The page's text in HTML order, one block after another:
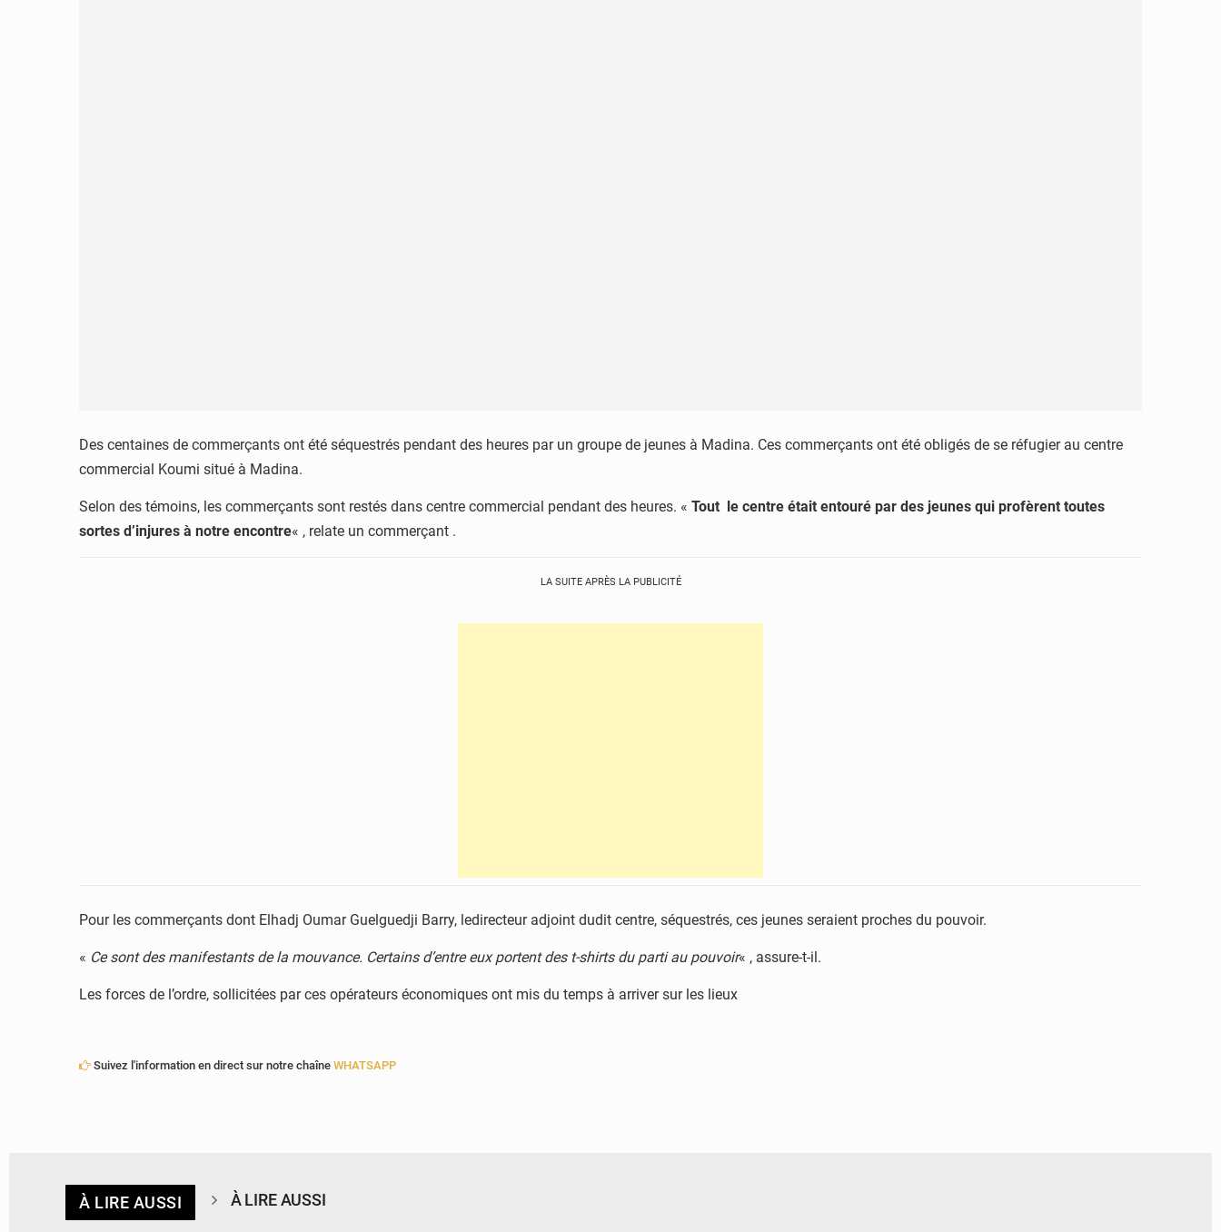
Des centaines de commerçants ont été séquestrés pendant des heures par un groupe de jeunes à Madina. Ces commerçants ont été obligés de se réfugier au centre
commercial Koumi situé à Madina.
Selon des témoins, les commerçants sont restés dans centre commercial pendant des heures. « Tout le centre était entouré par des jeunes qui profèrent toutes
sortes d’injures à notre encontre« , relate un commerçant .
LA SUITE APRÈS LA PUBLICITÉ
Pour les commerçants dont Elhadj Oumar Guelguedji Barry, ledirecteur adjoint dudit centre, séquestrés, ces jeunes seraient proches du pouvoir.
« Ce sont des manifestants de la mouvance. Certains d’entre eux portent des t-shirts du parti au pouvoir« , assure-t-il.
Les forces de l’ordre, sollicitées par ces opérateurs économiques ont mis du temps à arriver sur les lieux
Suivez l'information en direct sur notre chaîne WHATSAPP
À LIRE AUSSI À LIRE AUSSI